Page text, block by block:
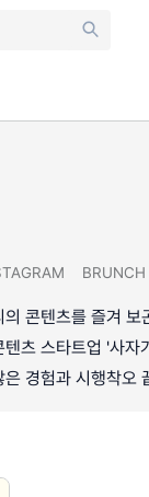
BRUNCH
콘텐츠를 즐겨
츠 스타트업 '사
경험과 시행착오